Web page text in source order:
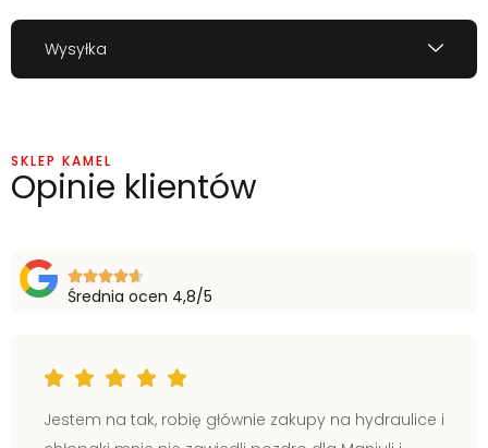
Wysyłka
SKLEP KAMEL
Opinie klientów
Średnia ocen 4,8/5
Jestem na tak, robię głównie zakupy na hydraulice i